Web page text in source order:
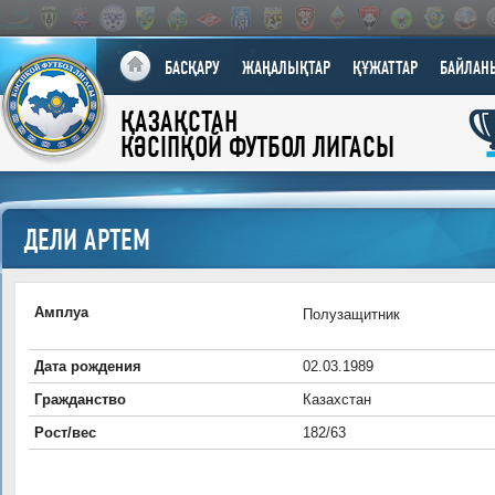
БАСҚАРУ ЖАҢАЛЫҚТАР ҚҰЖАТТАР
ҚАЗАҚСТАН
КӘСІПҚОЙ ФУТБОЛ ЛИГАСЫ
ДЕЛИ АРТЕМ
Амплуа Полузащитник
Дата рождения
02.03.1989
Гражданство
Казахстан
Рост/вес
182/63